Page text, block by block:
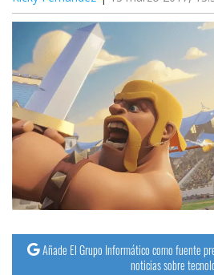
Redes
sociales
Plataformas
streaming
Operadores
Trucos
y
Tutoriales
Añade El Grupo Informático como fuente
noticias sobre